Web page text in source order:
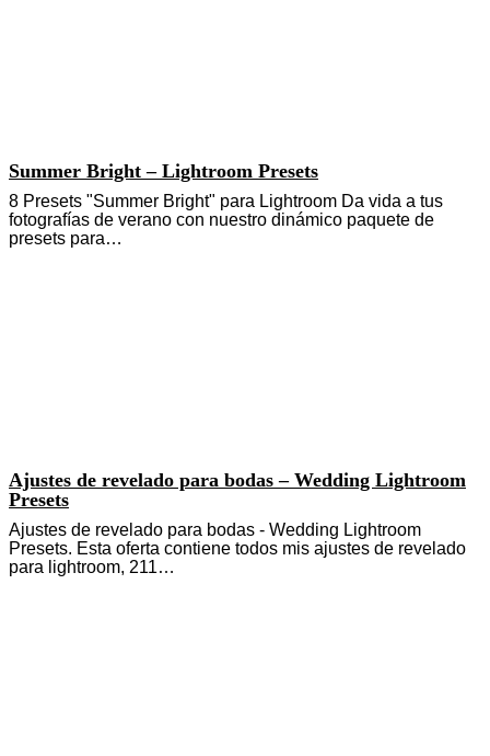
Summer Bright – Lightroom Presets
8 Presets "Summer Bright" para Lightroom Da vida a tus
fotografías de verano con nuestro dinámico paquete de
presets para…
Ajustes de revelado para bodas – Wedding Lightroom
Presets
Ajustes de revelado para bodas - Wedding Lightroom
Presets. Esta oferta contiene todos mis ajustes de revelado
para lightroom, 211…